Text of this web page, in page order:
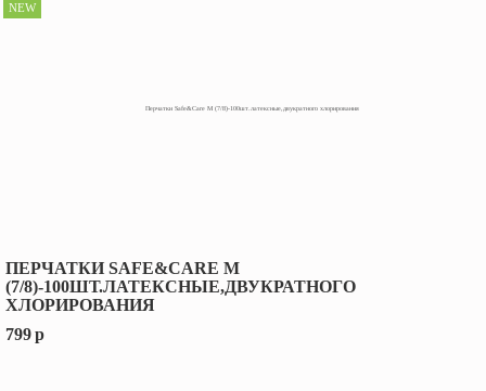
ПЕРЧАТКИ SAFE&CARE M
(7/8)-100ШТ.ЛАТЕКСНЫЕ,ДВУКРАТНОГО
ХЛОРИРОВАНИЯ
799p
NEW